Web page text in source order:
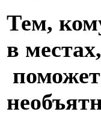
Тем,
в